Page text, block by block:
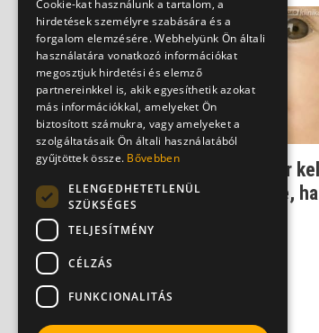
Gomba: nem csak akkor kell
óvatosnak lennünk vele, ha
mérges
Dr. Zacher Gábor
Cookie-kat használunk a tartalom, a
hirdetések személyre szabására és a
forgalom elemzésére. Webhelyünk Ön általi
használatára vonatkozó információkat
megosztjuk hirdetési és elemző
partnereinkkel is, akik egyesíthetik azokat
más információkkal, amelyeket Ön
biztosított számukra, vagy amelyeket a
szolgáltatásaik Ön általi használatából
gyűjtöttek össze. Bővebben
ELENGEDHETETLENÜL
SZÜKSÉGES
TELJESÍTMÉNY
CÉLZÁS
FUNKCIONALITÁS